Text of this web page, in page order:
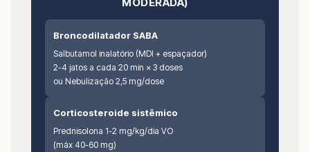
Broncodilatador SABA
Salbutamol inalatório (MDI + espaçador)
2-4 jatos a cada 20 min × 3 doses
ou Nebulização 2,5 mg/dose
Corticosteroide sistêmico
Prednisolona 1-2 mg/kg/dia VO
(máx 40-60 mg)